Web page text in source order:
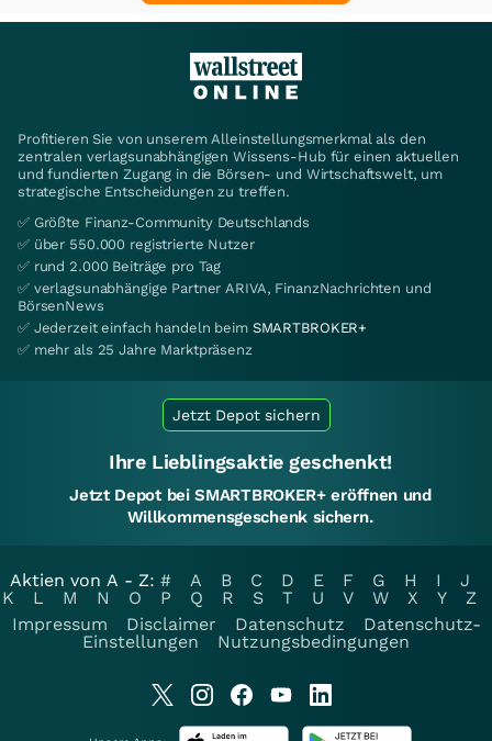
Profitieren Sie von unserem Alleinstellungsmerkmal als den
zentralen verlagsunabhängigen Wissens-Hub für einen aktuellen
und fundierten Zugang in die Börsen- und Wirtschaftswelt, um
strategische Entscheidungen zu treffen.
✅ Größte Finanz-Community Deutschlands
✅ über 550.000 registrierte Nutzer
✅ rund 2.000 Beiträge pro Tag
✅ verlagsunabhängige Partner ARIVA, FinanzNachrichten und
BörsenNews
✅ Jederzeit einfach handeln beim SMARTBROKER+
✅ mehr als 25 Jahre Marktpräsenz
Jetzt Depot sichern
Ihre Lieblingsaktie geschenkt!
Jetzt Depot bei SMARTBROKER+ eröffnen und
Willkommensgeschenk sichern.
Aktien von A - Z: # A B C D E F G H I
J
K
L M N O P Q R S T U V W X Y
Z
Impressum
Disclaimer Datenschutz
Datenschutz-
Einstellungen
Nutzungsbedingungen